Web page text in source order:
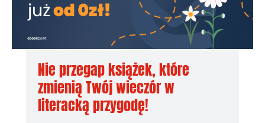
Nie przegap książek, które
zmienią Twój wieczór w
literacką przygodę!